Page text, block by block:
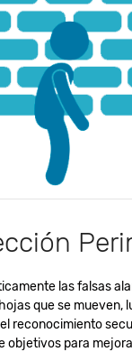
las falsas
que se mueven,
reconocimiento
objetivos para